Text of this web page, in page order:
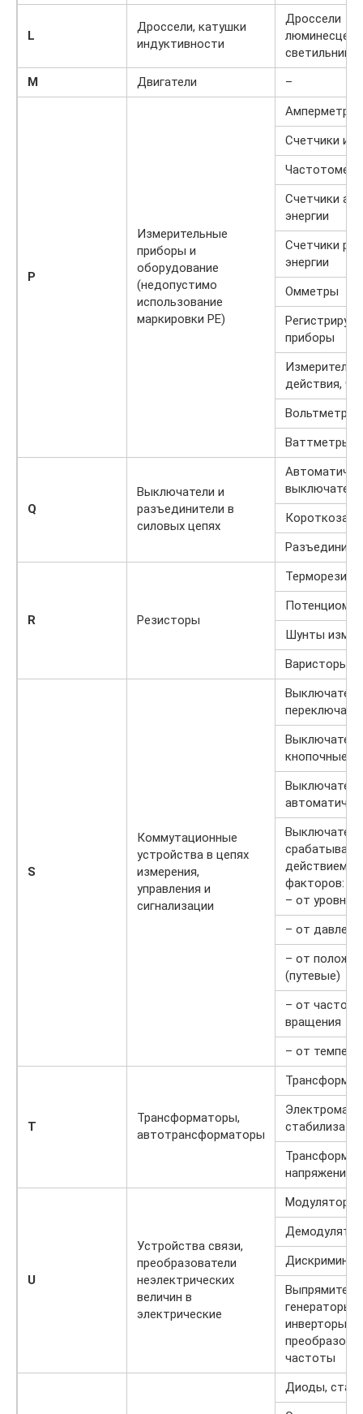
L
Дроссели, катушки
индуктивности
Дроссели
M
Двигатели –
P
Измерительные
приборы и
оборудование
(недопустимо
использование
маркировки РЕ)
Амперметры
Счетчики
Счетчики
энергии
Счетчики
энергии
Омметры
приборы
Измерители
действия,
Вольтметры
Ваттметры
Q
Выключатели и
разъединители в
силовых цепях
выключатели
R Резисторы
Шунты
Варисторы
S
Коммутационные
устройства в цепях
измерения,
управления и
сигнализации
Выключатели
кнопочные
Выключатели
действием
факторов:
– от уровня
– от
– от
(путевые)
– от частоты
вращения
– от
T
Трансформаторы,
автотрансформаторы
напряжения
U
Устройства связи,
преобразователи
неэлектрических
величин в
электрические
Модуляторы
Выпрямители,
генераторы
инверторы,
частоты
Диоды,